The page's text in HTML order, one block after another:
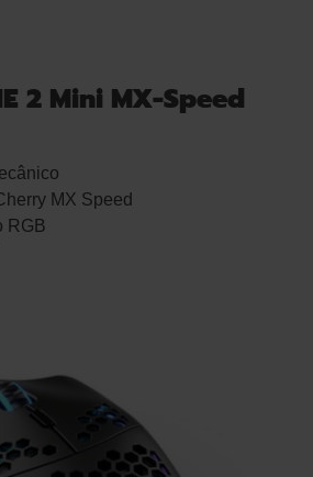
2 Mini MX-Speed
MX Speed
RGB